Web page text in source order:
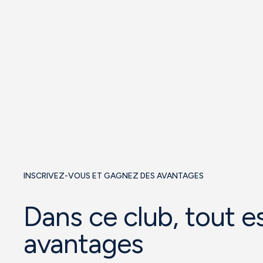
INSCRIVEZ-VOUS ET GAGNEZ DES AVANTAGES
Dans ce club, tout
avantages